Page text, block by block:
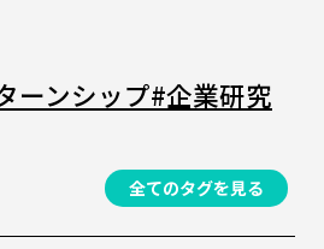
ーンシップ#企業研究
全てのタグを見る